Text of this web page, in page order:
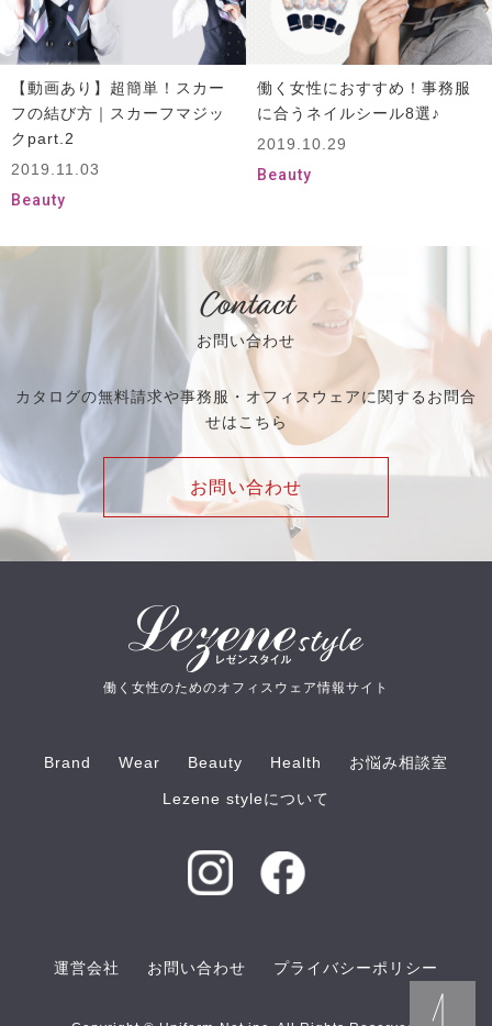
【動画あり】超簡単！スカー
フの結び方｜スカーフマジッ
クpart.2
2019.11.03
Beauty
働く女性におすすめ！事務服
に合うネイルシール8選♪
2019.10.29
Beauty
Contact
お問い合わせ
カタログの無料請求や事務服・オフィスウェアに関するお問合
せはこちら
お問い合わせ
働く女性のためのオフィスウェア情報サイト
Brand Wear Beauty Health お悩み相談室
Lezene styleについて
運営会社 お問い合わせ プライバシーポリシー